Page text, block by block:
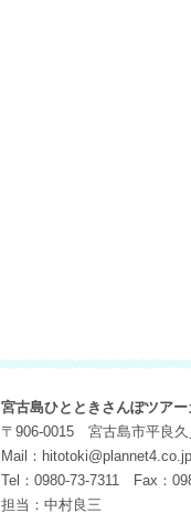
宮古島ひとときさんぽツア
〒906-0015 宮古島市平良
Mail：hitotoki@plannet4.co.jp
Tel：0980-73-7311 Fax：
担当：中村良三